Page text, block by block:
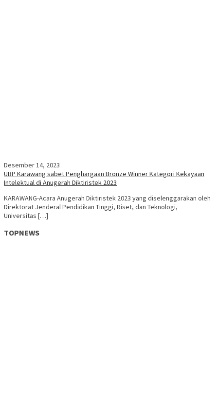
Desember 14, 2023
UBP Karawang sabet Penghargaan Bronze Winner Kategori Kekayaan
Intelektual di Anugerah Diktiristek 2023
KARAWANG-Acara Anugerah Diktiristek 2023 yang diselenggarakan oleh
Direktorat Jenderal Pendidikan Tinggi, Riset, dan Teknologi,
Universitas […]
TOPNEWS